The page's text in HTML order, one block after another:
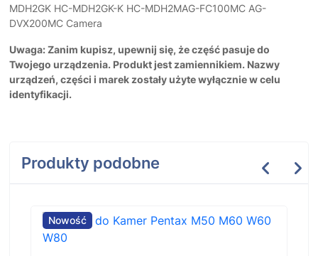
MDH2GK HC-MDH2GK-K HC-MDH2MAG-FC100MC AG-
DVX200MC Camera
Uwaga: Zanim kupisz, upewnij się, że część pasuje do
Twojego urządzenia. Produkt jest zamiennikiem. Nazwy
urządzeń, części i marek zostały użyte wyłącznie w celu
identyfikacji.
Produkty podobne
Nowość